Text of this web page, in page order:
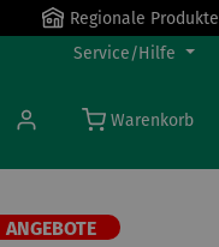
Regionale Produkte
Service/Hilfe
Warenkorb
ANGEBOTE